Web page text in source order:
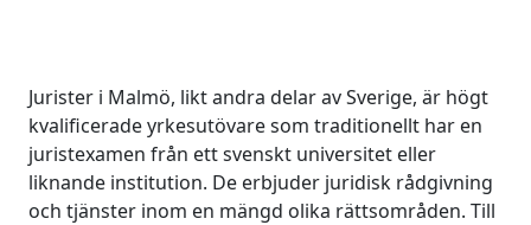
Jurister i Malmö, likt andra delar av Sverige, är högt
kvalificerade yrkesutövare som traditionellt har en
juristexamen från ett svenskt universitet eller
liknande institution. De erbjuder juridisk rådgivning
och tjänster inom en mängd olika rättsområden. Till